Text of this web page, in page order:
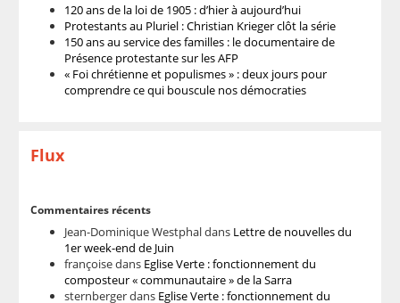
120 ans de la loi de 1905 : d’hier à aujourd’hui
Protestants au Pluriel : Christian Krieger clôt la série
150 ans au service des familles : le documentaire de
Présence protestante sur les AFP
« Foi chrétienne et populismes » : deux jours pour
comprendre ce qui bouscule nos démocraties
Flux
Commentaires récents
Jean-Dominique Westphaldans Lettre de nouvelles du
1er week-end de Juin
françoisedans Eglise Verte : fonctionnement du
composteur « communautaire » de la Sarra
sternbergerdans Eglise Verte : fonctionnement du